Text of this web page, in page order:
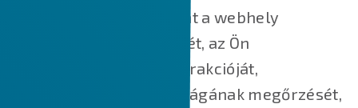
származó cookie-k főként a webhely
működésének megértését, az Ön
webhelyünkkel való interakcióját,
szolgáltatásaink biztonságának megőrzését,